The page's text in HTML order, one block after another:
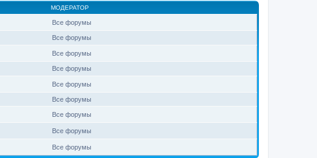
МОДЕРАТОР
Все форумы
Все форумы
Все форумы
Все форумы
Все форумы
Все форумы
Все форумы
Все форумы
Все форумы